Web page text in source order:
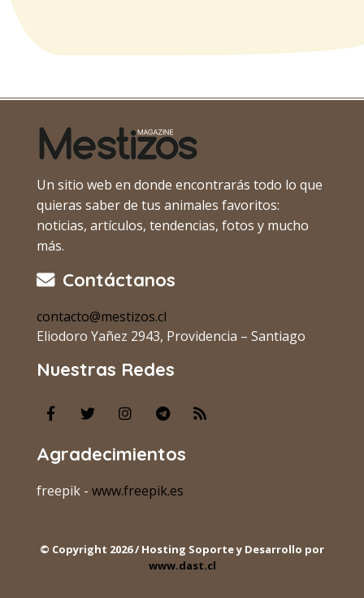
Un sitio web en donde encontrarás todo lo que
quieras saber de tus animales favoritos:
noticias, artículos, tendencias, fotos y mucho
más.
Contáctanos
contacto@mestizos.cl
Eliodoro Yañez 2943, Providencia – Santiago
Nuestras Redes
Agradecimientos
freepik - www.freepik.es
© Copyright 2026 / Hosting Soporte y Desarrollo por
www.dast.cl